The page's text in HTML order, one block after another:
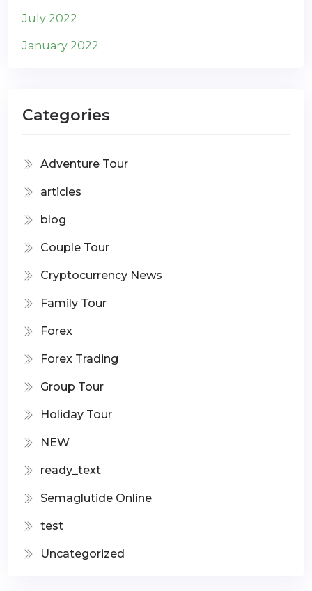
July 2022
January 2022
Categories
Adventure Tour
articles
blog
Couple Tour
Cryptocurrency News
Family Tour
Forex
Forex Trading
Group Tour
Holiday Tour
NEW
ready_text
Semaglutide Online
test
Uncategorized